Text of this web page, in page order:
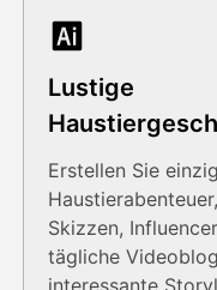
Lustige
erierung
Erstellen Sie
Skizzen,
tägliche